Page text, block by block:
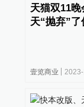
天猫双11
天“抛弃”了
壹览商业